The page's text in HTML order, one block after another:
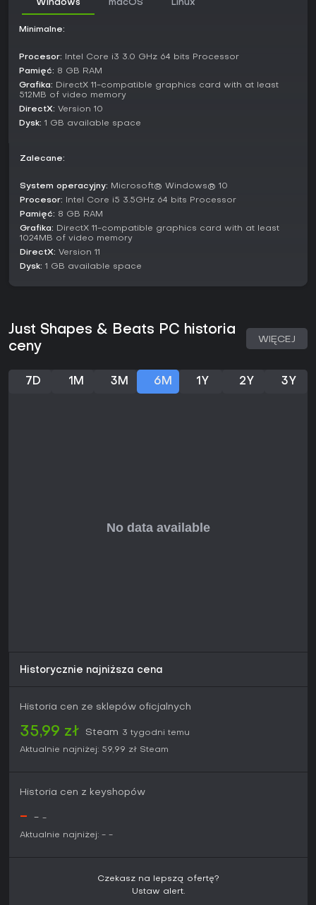
wizualną interpretacją dźwięku. To daje różnorodne
doświadczenia - od energetycznych EDM-owych szaleństw
po złożone chiptune'owe zagadki.
Czy warto grać?
bullet-helli, szczególnie w kooperacji. Z przytłaczająco
w ostatnich - cieszy się trwałą popularnością. Gra jest
kooperacyjnego unikiwania przy elektronicznej muzyce,
oferuje wysoką regrywalność dzięki trybom i różnorodności
tracków. Solowi gracze też znajdą satysfakcję, choć
kooperacja błyszczy w grupie.
Windows macOS Linux
Minimalne:
Procesor: Intel Core i3 3.0 GHz 64 bits Processor
Pamięć: 8 GB RAM
Grafika: DirectX 11-compatible graphics card with at least
512MB of video memory
DirectX: Version 10
Dysk: 1 GB available space
Zalecane:
System operacyjny: Microsoft® Windows® 10
Procesor: Intel Core i5 3.5GHz 64 bits Processor
Pamięć: 8 GB RAM
Grafika: DirectX 11-compatible graphics card with at least
1024MB of video memory
DirectX: Version 11
Dysk: 1 GB available space
Just Shapes & Beats PC historia
ceny
WIĘCEJ
7D 1M 3M 6M 1Y 2Y 3Y
Historycznie najniższa cena
Historia cen ze sklepów oficjalnych
35,99 zł Steam 3 tygodni temu
Aktualnie najniżej: 59,99 zł Steam
Historia cen z keyshopów
- - -
Aktualnie najniżej: - -
Czekasz na lepszą ofertę?
Ustaw alert.